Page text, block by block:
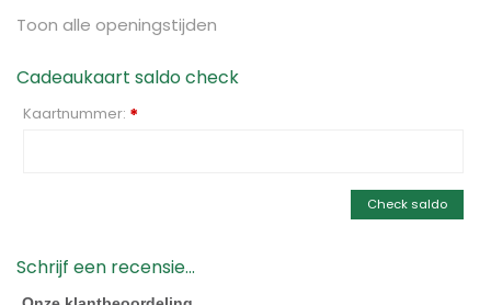
Toon alle openingstijden
Cadeaukaart saldo check
Kaartnummer: *
Check saldo
Schrijf een recensie...